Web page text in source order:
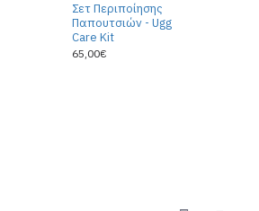
Σετ Περιποίησης
Παπουτσιών - Ugg
Care Kit
65,00€